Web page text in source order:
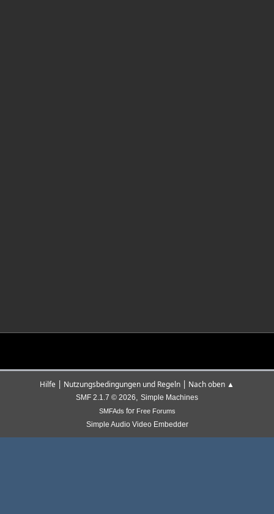
Hilfe | Nutzungsbedingungen und Regeln | Nach oben ▲
SMF 2.1.7 © 2026, Simple Machines
SMFAds for Free Forums
Simple Audio Video Embedder